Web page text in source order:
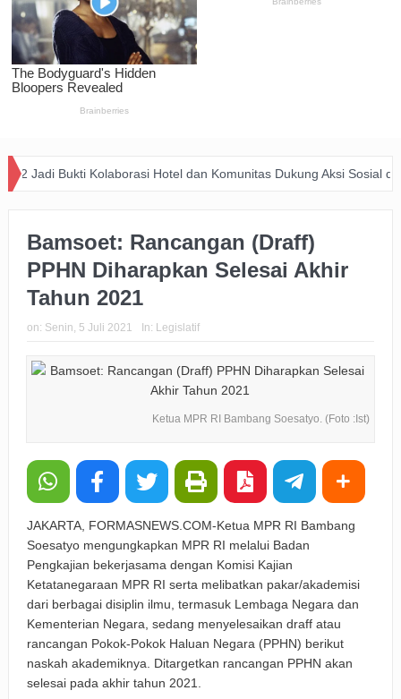
Kolaborasi Hotel dan Komunitas Dukung Aksi Sosial di Bandung
Bamsoet: Rancangan (Draff)
PPHN Diharapkan Selesai Akhir
Tahun 2021
on: Senin, 5 Juli 2021 In: Legislatif
Ketua MPR RI Bambang Soesatyo. (Foto :Ist)
JAKARTA, FORMASNEWS.COM-Ketua MPR RI Bambang
Soesatyo mengungkapkan MPR RI melalui Badan
Pengkajian bekerjasama dengan Komisi Kajian
Ketatanegaraan MPR RI serta melibatkan pakar/akademisi
dari berbagai disiplin ilmu, termasuk Lembaga Negara dan
Kementerian Negara, sedang menyelesaikan draff atau
rancangan Pokok-Pokok Haluan Negara (PPHN) berikut
naskah akademiknya. Ditargetkan rancangan PPHN akan
selesai pada akhir tahun 2021.